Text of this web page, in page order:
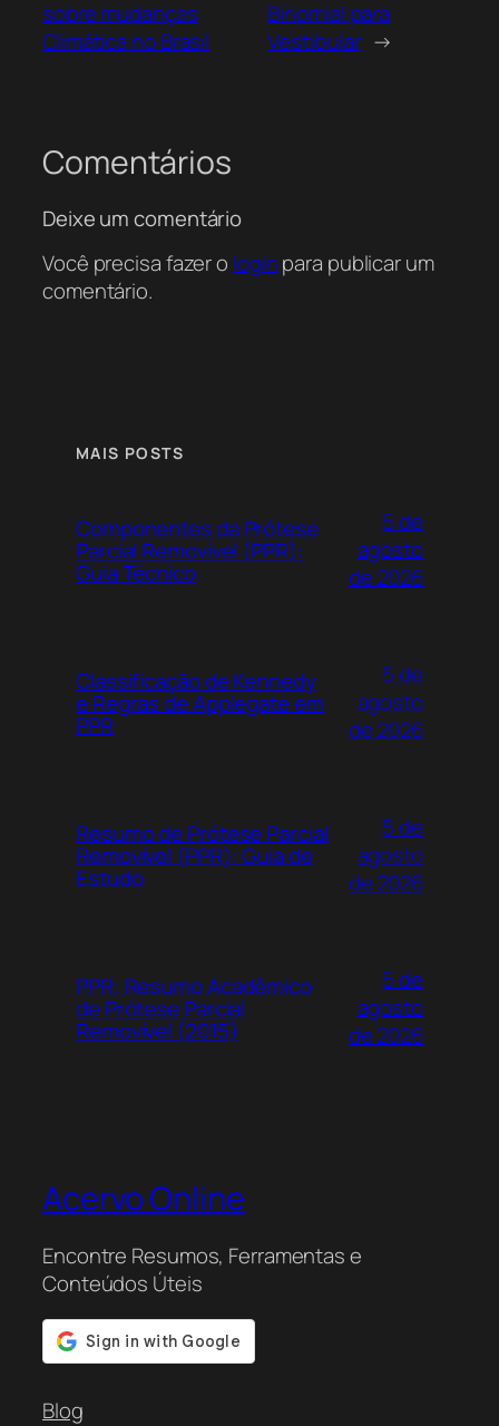
sobre mudanças
Climática no Brasil
Binomial para
Vestibular →
Comentários
Deixe um comentário
Você precisa fazer o loginpara publicar um
comentário.
MAIS POSTS
Componentes da Prótese
Parcial Removível (PPR):
Guia Técnico
5 de
agosto
de 2026
Classificação de Kennedy
e Regras de Applegate em
PPR
5 de
agosto
de 2026
Resumo de Prótese Parcial
Removível (PPR): Guia de
Estudo
5 de
agosto
de 2026
PPR: Resumo Acadêmico
de Prótese Parcial
Removível (2015)
5 de
agosto
de 2026
Acervo Online
Encontre Resumos, Ferramentas e
Conteúdos Úteis
Blog